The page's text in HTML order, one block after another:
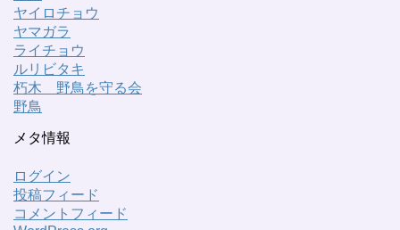
ヤイロチョウ
ヤマガラ
ライチョウ
ルリビタキ
朽木 野鳥を守る会
野鳥
メタ情報
ログイン
投稿フィード
コメントフィード